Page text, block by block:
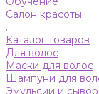
Салон красоты
...
Каталог товаров
Для волос
Маски для волос
Шампуни для
Эмульсии и